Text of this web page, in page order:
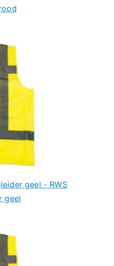
geel - RWS
geel